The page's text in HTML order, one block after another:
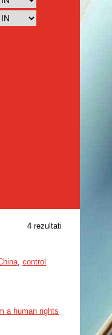
4 rezultati
, control
a human rights